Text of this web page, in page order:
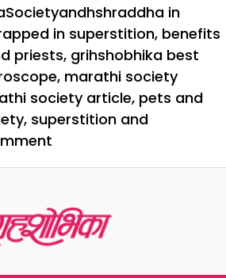
Categories
SocietyTags
andhshraddha in
in superstition, benefits
priests, grihshobhika best
, marathi society
society article, pets and
, superstition and
अडकले
प्राणी